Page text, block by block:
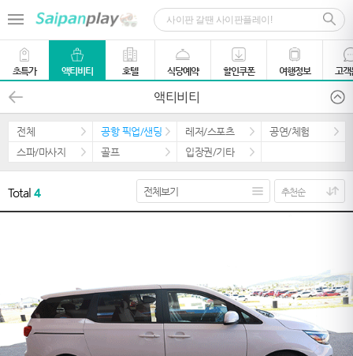
초특가 액티비티 호텔 식당예약 할인쿠폰 여행정보 고객
액티비티
전체 공항 픽업/샌딩 레저/스포츠
공연/체험
스파/마사지
골프 입장권/기타
Total 4